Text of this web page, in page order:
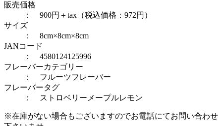
販売価格
： 900円＋tax（税込価格：972円）
サイズ
： 8cm×8cm×8cm
JANコード
： 4580124125996
フレーバーカテゴリー
： フルーツフレーバー
フレーバータグ
：
ストロベリー メープルレモン
※在庫がない場合もございますのでお電話にてお問い合わせ